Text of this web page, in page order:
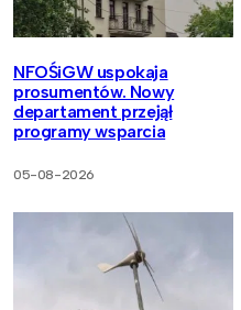
NFOŚiGW uspokaja
prosumentów. Nowy
departament przejął
programy wsparcia
05-08-2026